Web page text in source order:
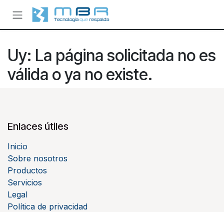
Ir al contenido
Uy: La página solicitada no es
válida o ya no existe.
Enlaces útiles
Inicio
Sobre nosotros
Productos
Servicios
Legal
Política de privacidad